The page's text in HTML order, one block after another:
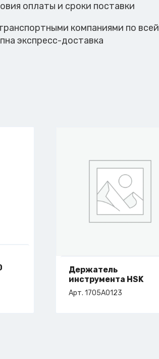
оплаты и сроки поставки
компаниями по всей
экспресс-доставка
Держатель
инструмента HSK
Арт. 1705A0123